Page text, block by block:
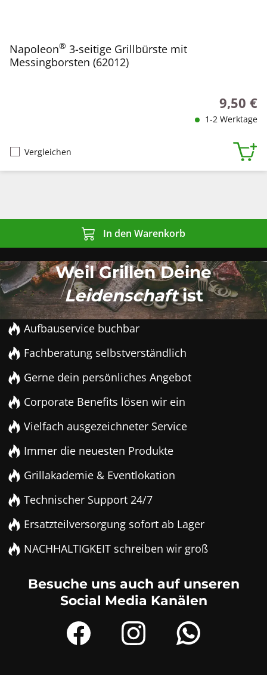
Napoleon® 3-seitige Grillbürste mit
Messingborsten (62012)
9,50 €
1-2 Werktage
Vergleichen
In den Warenkorb
Weil Grillen Deine
Leidenschaftist
Aufbauservice buchbar
Fachberatung selbstverständlich
Gerne dein persönliches Angebot
Corporate Benefits lösen wir ein
Vielfach ausgezeichneter Service
Immer die neuesten Produkte
Grillakademie & Eventlokation
Technischer Support 24/7
Ersatzteilversorgung sofort ab Lager
NACHHALTIGKEIT schreiben wir groß
Besuche uns auch auf unseren
Social Media Kanälen